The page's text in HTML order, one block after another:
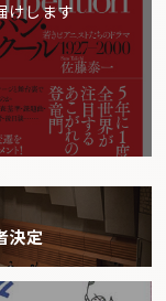
けします
決定